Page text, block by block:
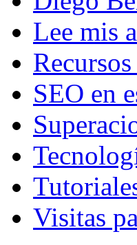
Lee mis
SEO en
Visitas